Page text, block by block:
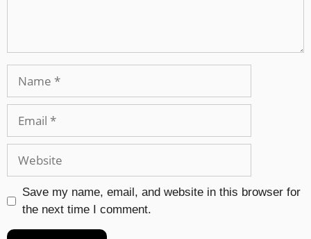
Save my name, email, and website in this browser for
the next time I comment.